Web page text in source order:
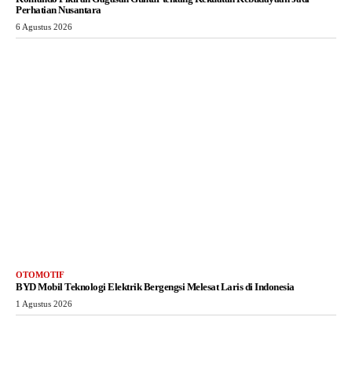
Perhatian Nusantara
6 Agustus 2026
OTOMOTIF
BYD Mobil Teknologi Elektrik Bergengsi Melesat Laris di Indonesia
1 Agustus 2026